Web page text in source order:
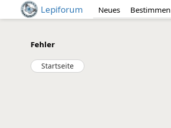
Lepiforum Neues
Fehler
Startseite